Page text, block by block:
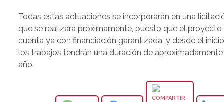
Todas estas actuaciones se incorporarán en una
que se realizará próximamente, puesto que el proyecto
cuenta ya con financiación garantizada, y desde el
los trabajos tendrán una duración de
año.